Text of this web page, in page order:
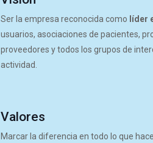
Ser la empresa reconocida como líder
usuarios, asociaciones de pacientes,
proveedores y todos los grupos de
actividad.
Valores
Marcar la diferencia en todo lo queVentajas